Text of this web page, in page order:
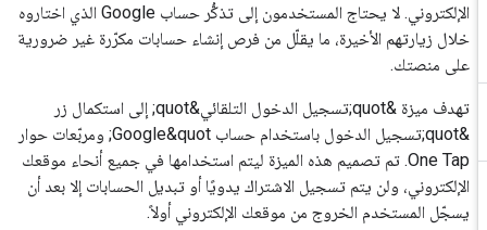
الإلكتروني. لا يحتاج المستخدمون إلى تذكُّر حساب Google الذي اختاروه
خلال زيارتهم الأخيرة، ما يقلّل من فرص إنشاء حسابات مكرّرة غير ضرورية
على منصتك.
تهدف ميزة &quot;تسجيل الدخول التلقائي&quot; إلى استكمال زر
&quot;تسجيل الدخول باستخدام حساب Google&quot; ومربّعات حوار
One Tap. تم تصميم هذه الميزة ليتم استخدامها في جميع أنحاء موقعك
الإلكتروني، ولن يتم تسجيل الاشتراك يدويًا أو تبديل الحسابات إلا بعد أن
يسجّل المستخدم الخروج من موقعك الإلكتروني أولاً.